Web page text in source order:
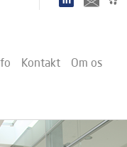
Kontakt Om os